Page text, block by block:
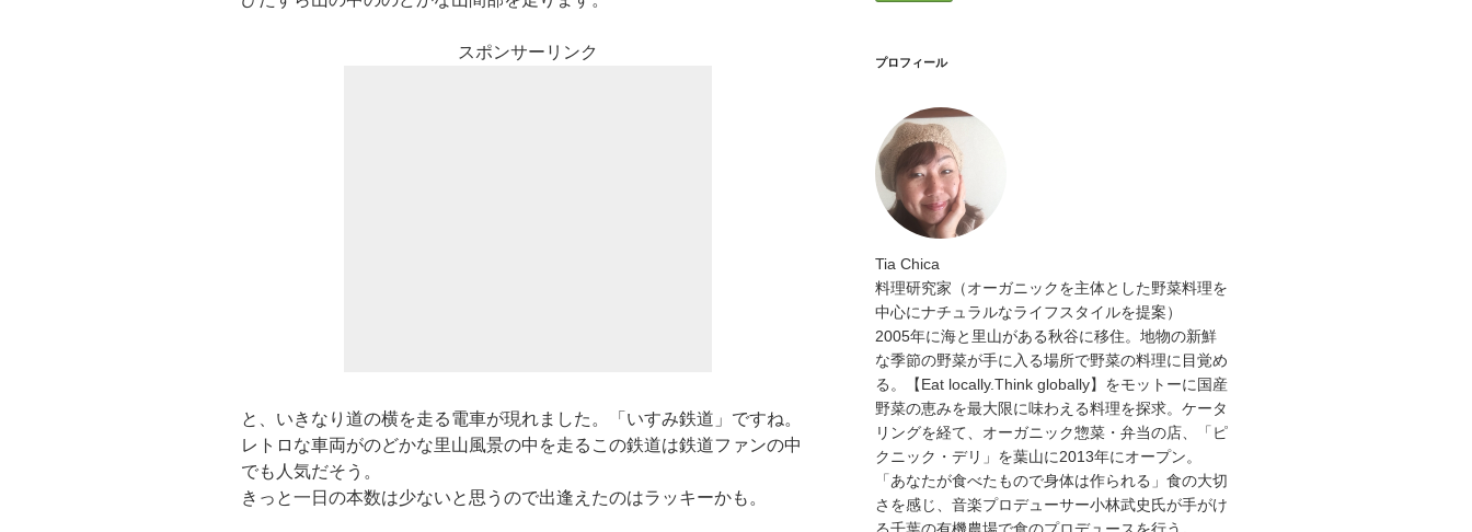
スポンサーリンク
と、いきなり道の横を走る電車が現れました。「いすみ鉄道」ですね。
レトロな車両がのどかな里山風景の中を走るこの鉄道は鉄道ファンの中
でも人気だそう。
きっと一日の本数は少ないと思うので出逢えたのはラッキーかも。
プロフィール
Tia Chica
料理研究家（オーガニックを主体とした野菜料理を
中心にナチュラルなライフスタイルを提案）
2005年に海と里山がある秋谷に移住。地物の新鮮
な季節の野菜が手に入る場所で野菜の料理に目覚め
る。【Eat locally.Think globally】をモットーに国産
野菜の恵みを最大限に味わえる料理を探求。ケータ
リングを経て、オーガニック惣菜・弁当の店、「ピ
クニック・デリ」を葉山に2013年にオープン。
「あなたが食べたもので身体は作られる」食の大切
さを感じ、音楽プロデューサー小林武史氏が手がけ
る千葉の有機農場で食のプロデュースを行う。